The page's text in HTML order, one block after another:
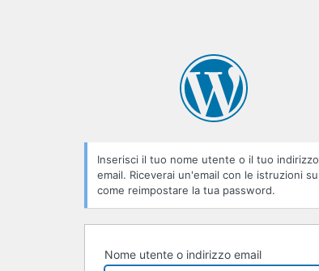
Inserisci il tuo nome utente o il tuo indirizzo
email. Riceverai un'email con le istruzioni su
come reimpostare la tua password.
Nome utente o indirizzo email